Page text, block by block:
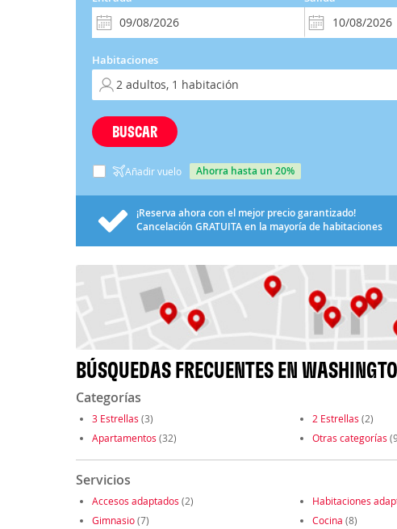
Habitaciones
BUSCAR
Añadir vuelo ahorra hasta un 20%
¡Reserva ahora con el mejor precio garantizado!
Cancelación GRATUITAen la mayoría de habitaciones
BÚSQUEDAS FRECUENTES EN
Categorías
3 Estrellas (3) 2 Estrellas (2)
Apartamentos (32) Otras categorías
Servicios
Accesos adaptados (2) Habitaciones
Gimnasio(7) Cocina (8)